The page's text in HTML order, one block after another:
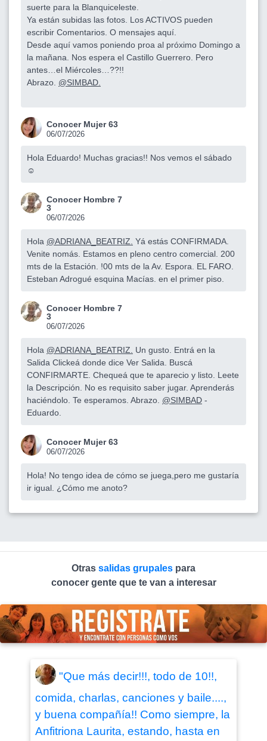
suerte para la Blanquiceleste.
Ya están subidas las fotos. Los ACTIVOS pueden
escribir Comentarios. O mensajes aquí.
Desde aquí vamos poniendo proa al próximo Domingo a
la mañana. Nos espera el Castillo Guerrero. Pero
antes…el Miércoles…??!!
Abrazo. @SIMBAD.
Conocer Mujer 63
06/07/2026
Hola Eduardo! Muchas gracias!! Nos vemos el sábado
☺️
Conocer Hombre 7
3
06/07/2026
Hola @ADRIANA_BEATRIZ. Yá estás CONFIRMADA.
Venite nomás. Estamos en pleno centro comercial. 200
mts de la Estación. !00 mts de la Av. Espora. EL FARO.
Esteban Adrogué esquina Macías. en el primer piso.
Conocer Hombre 7
3
06/07/2026
Hola @ADRIANA_BEATRIZ.
Un gusto. Entrá en la
Salida Clickeá donde dice Ver Salida. Buscá
CONFIRMARTE. Chequeá que te aparecio y listo. Leete
la Descripción. No es requisito saber jugar. Aprenderás
haciéndolo. Te esperamos. Abrazo. @SIMBAD -
Eduardo.
Conocer Mujer 63
06/07/2026
Hola! No tengo idea de cómo se juega,pero me gustaría
ir igual. ¿Cómo me anoto?
Otras salidas grupales para
conocer gente que te van a interesar
"Que más decir!!!, todo de 10!!,
comida, charlas, canciones y baile....,
y buena compañía!! Como siempre, la
Anfitriona Laurita, estando, hasta en